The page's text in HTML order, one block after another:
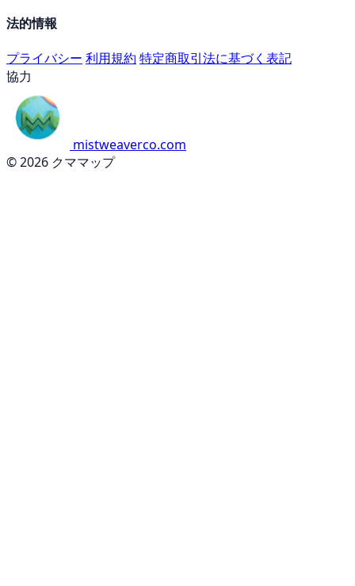
法的情報
プライバシー 利用規約 特定商取引法に基づく表記
協力
mistweaverco.com
© 2026 クママップ